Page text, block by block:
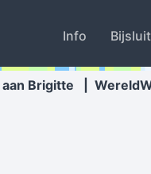
Info
Brigitte